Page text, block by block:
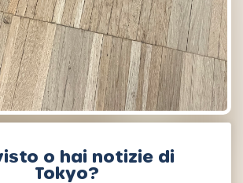
o hai notizie di
Tokyo?